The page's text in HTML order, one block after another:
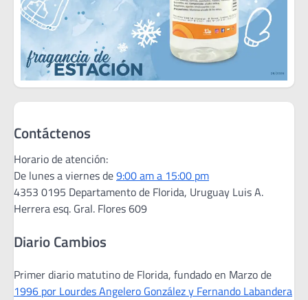
Contáctenos
Horario de atención:
De lunes a viernes de9:00 am a 15:00 pm
4353 0195 Departamento de Florida, Uruguay Luis A.
Herrera esq. Gral. Flores 609
Diario Cambios
Primer diario matutino de Florida, fundado en Marzo de
1996 por Lourdes Angelero González y Fernando Labandera